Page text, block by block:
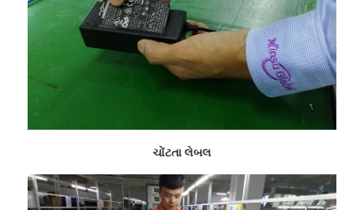
ચોંટતા લેબલ